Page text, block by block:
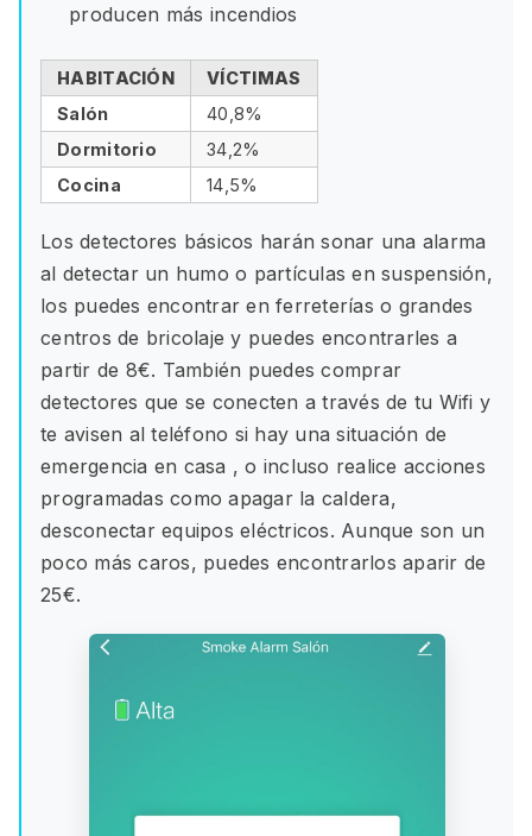
producen más incendios
HABITACIÓN
VÍCTIMAS
Salón
40,8%
Dormitorio
34,2%
Cocina
14,5%
Los detectores básicos harán sonar una alarma
al detectar un humo o partículas en suspensión,
los puedes encontrar en ferreterías o grandes
centros de bricolaje y puedes encontrarles a
partir de 8€. También puedes comprar
detectores que se conecten a través de tu Wifi y
te avisen al teléfono si hay una situación de
emergencia en casa , o incluso realice acciones
programadas como apagar la caldera,
desconectar equipos eléctricos. Aunque son un
poco más caros, puedes encontrarlos aparir de
25€.